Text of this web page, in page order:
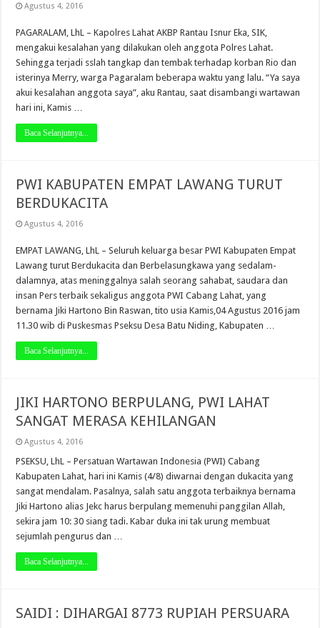
Agustus 4, 2016
PAGARALAM, LhL – Kapolres Lahat AKBP Rantau Isnur Eka, SIK,
mengakui kesalahan yang dilakukan oleh anggota Polres Lahat.
Sehingga terjadi sslah tangkap dan tembak terhadap korban Rio dan
isterinya Merry, warga Pagaralam beberapa waktu yang lalu. “Ya saya
akui kesalahan anggota saya”, aku Rantau, saat disambangi wartawan
hari ini, Kamis …
Baca Selanjutnya...
PWI KABUPATEN EMPAT LAWANG TURUT
BERDUKACITA
Agustus 4, 2016
EMPAT LAWANG, LhL – Seluruh keluarga besar PWI Kabupaten Empat
Lawang turut Berdukacita dan Berbelasungkawa yang sedalam-
dalamnya, atas meninggalnya salah seorang sahabat, saudara dan
insan Pers terbaik sekaligus anggota PWI Cabang Lahat, yang
bernama Jiki Hartono Bin Raswan, tito usia Kamis,04 Agustus 2016 jam
11.30 wib di Puskesmas Pseksu Desa Batu Niding, Kabupaten …
Baca Selanjutnya...
JIKI HARTONO BERPULANG, PWI LAHAT
SANGAT MERASA KEHILANGAN
Agustus 4, 2016
PSEKSU, LhL – Persatuan Wartawan Indonesia (PWI) Cabang
Kabupaten Lahat, hari ini Kamis (4/8) diwarnai dengan dukacita yang
sangat mendalam. Pasalnya, salah satu anggota terbaiknya bernama
Jiki Hartono alias Jekc harus berpulang memenuhi panggilan Allah,
sekira jam 10: 30 siang tadi. Kabar duka ini tak urung membuat
sejumlah pengurus dan …
Baca Selanjutnya...
SAIDI : DIHARGAI 8773 RUPIAH PERSUARA